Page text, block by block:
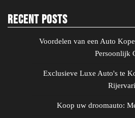
Recent Posts
Voordelen van een Auto
Persoonlijk
Exclusieve Luxe Auto's te
Koop uw droomauto: